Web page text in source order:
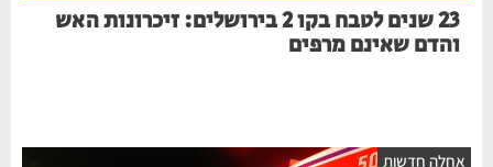
23 שנים לטבח בקו 2 בירושלים: זיכרונות האש
והדם שאינם מרפים
חדשות